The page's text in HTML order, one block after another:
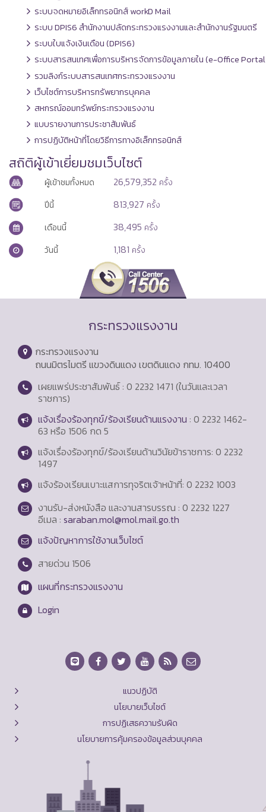
ระบบจดหมายอิเล็กทรอนิกส์ workD Mail
ระบบ DPIS6 สำนักงานปลัดกระทรวงแรงงานและสำนักงานรัฐมนตรี
ระบบใบแจ้งเงินเดือน (DPIS6)
ระบบสารสนเทศเพื่อการบริหารจัดการข้อมูลภายใน (e-Office
รวมลิงก์ระบบสารสนเทศกระทรวงแรงงาน
เว็บไซต์การบริหารทรัพยากรบุคคล
สหกรณ์ออมทรัพย์กระทรวงแรงงาน
แบบรายงานการประชาสัมพันธ์
การปฏิบัติหน้าที่โดยวิธีการทางอิเล็กทรอนิกส์
สถิติผู้เข้าเยี่ยมชมเว็บไซต์
ผู้เข้าชมทั้งหมด 26,579,352 ครั้ง
ปีนี้
813,927 ครั้ง
เดือนนี้
38,495 ครั้ง
วันนี้
1,181 ครั้ง
กระทรวงแรงงาน
กระทรวงแรงงาน
ถนนมิตรไมตรี แขวงดินแดง เขตดินแดง กทม. 10400
เผยแพร่ประชาสัมพันธ์ : 0 2232 1471 (ในวันและเวลา
ราชการ)
แจ้งเรื่องร้องทุกข์/ร้องเรียนด้านแรงงาน : 0 2232 1462-
63 หรือ 1506 กด 5
แจ้งเรื่องร้องทุกข์/ร้องเรียนด้านวินัยข้าราชการ: 0 2232
1497
แจ้งร้องเรียนเบาะแสการทุจริตเจ้าหน้าที่: 0 2232 1003
งานรับ-ส่งหนังสือ และงานสารบรรณ : 0 2232 1227
อีเมล : saraban.mol@mol.mail.go.th
แจ้งปัญหาการใช้งานเว็บไซต์
สายด่วน 1506
แผนที่กระทรวงแรงงาน
Login
แนวปฏิบัติ
นโยบายเว็บไซต์
การปฏิเสธความรับผิด
นโยบายการคุ้มครองข้อมูลส่วนบุคคล